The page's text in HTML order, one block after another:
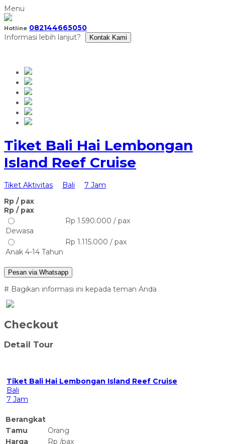
Menu
Hotline 082144665050
Informasi lebih lanjut?
Kontak Kami
⁠Tiket Bali Hai Lembongan
Island Reef Cruise
Tiket Aktivitas Bali
7 Jam
Rp / pax
Rp / pax
Dewasa
Rp 1.590.000 / pax
Anak 4-14 Tahun
Rp 1.115.000 / pax
Pesan via Whatsapp
# Bagikan informasi ini kepada teman Anda
Checkout
Detail Tour
⁠Tiket Bali Hai Lembongan Island Reef Cruise
Bali
7 Jam
Berangkat
Tamu
Orang
Harga
Rp /pax